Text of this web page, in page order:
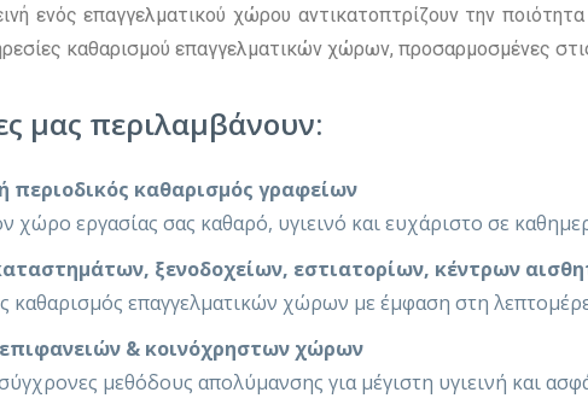
ενός επαγγελματικού χώρου αντικατοπτρίζουν την
καθαρισμού επαγγελματικών χώρων, προσαρμοσμένες
μας περιλαμβάνουν:
περιοδικός καθαρισμός γραφείων
χώρο εργασίας σας καθαρό, υγιεινό και ευχάριστο σε
ξενοδοχείων, εστιατορίων, κέντρων
καθαρισμός επαγγελματικών χώρων με έμφαση στη
& κοινόχρηστων χώρων
μεθόδους απολύμανσης για μέγιστη υγιεινή και